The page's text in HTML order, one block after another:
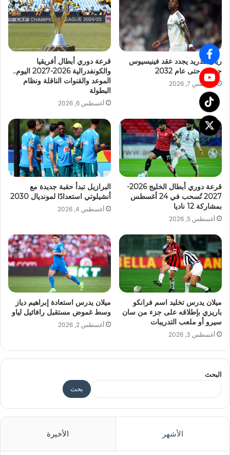
ريال مدريد يجدد عقد فينيسيوس
جونيور حتى عام 2032
أغسطس 7, 2026
قرعة دوري أبطال أفريقيا
والكونفدرالية 2026-2027 اليوم..
الموعد والقنوات الناقلة ونظام
البطولة
أغسطس 6, 2026
قرعة دوري أبطال الخليج 2026-
2027 تُسحب في 24 أغسطس
بمشاركة 12 ناديا
أغسطس 5, 2026
البرازيل تبدأ حقبة جديدة مع
أنشيلوتي استعدادًا لمونديال 2030
أغسطس 4, 2026
ميلان يدرس تخليد اسم فرانكو
باريزي بإطلاقه على جزء من سان
سيرو أو ملعب التدريبات
أغسطس 3, 2026
ميلان يدرس استعادة إبراهيم دياز
وسط غموض مستقبل رافائيل لياو
أغسطس 2, 2026
البحث
بحث
الأشهر الأخيرة